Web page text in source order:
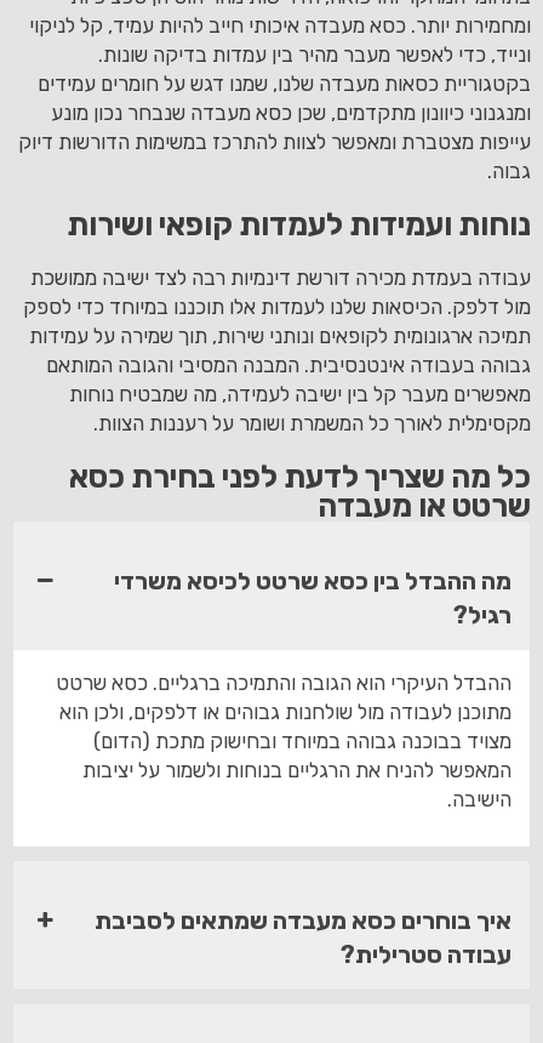
ומחמירות יותר. כסא מעבדה איכותי חייב להיות עמיד, קל לניקוי
ונייד, כדי לאפשר מעבר מהיר בין עמדות בדיקה שונות.
בקטגוריית כסאות מעבדה שלנו, שמנו דגש על חומרים עמידים
ומנגנוני כיוונון מתקדמים, שכן כסא מעבדה שנבחר נכון מונע
עייפות מצטברת ומאפשר לצוות להתרכז במשימות הדורשות דיוק
גבוה.
נוחות ועמידות לעמדות קופאי ושירות
עבודה בעמדת מכירה דורשת דינמיות רבה לצד ישיבה ממושכת
מול דלפק. הכיסאות שלנו לעמדות אלו תוכננו במיוחד כדי לספק
תמיכה ארגונומית לקופאים ונותני שירות, תוך שמירה על עמידות
גבוהה בעבודה אינטנסיבית. המבנה המסיבי והגובה המותאם
מאפשרים מעבר קל בין ישיבה לעמידה, מה שמבטיח נוחות
מקסימלית לאורך כל המשמרת ושומר על רעננות הצוות.
כל מה שצריך לדעת לפני בחירת כסא
שרטט או מעבדה
מה ההבדל בין כסא שרטט לכיסא משרדי
רגיל?
ההבדל העיקרי הוא הגובה והתמיכה ברגליים. כסא שרטט
מתוכנן לעבודה מול שולחנות גבוהים או דלפקים, ולכן הוא
מצויד בבוכנה גבוהה במיוחד ובחישוק מתכת (הדום)
המאפשר להניח את הרגליים בנוחות ולשמור על יציבות
הישיבה.
איך בוחרים כסא מעבדה שמתאים לסביבת
עבודה סטרילית?